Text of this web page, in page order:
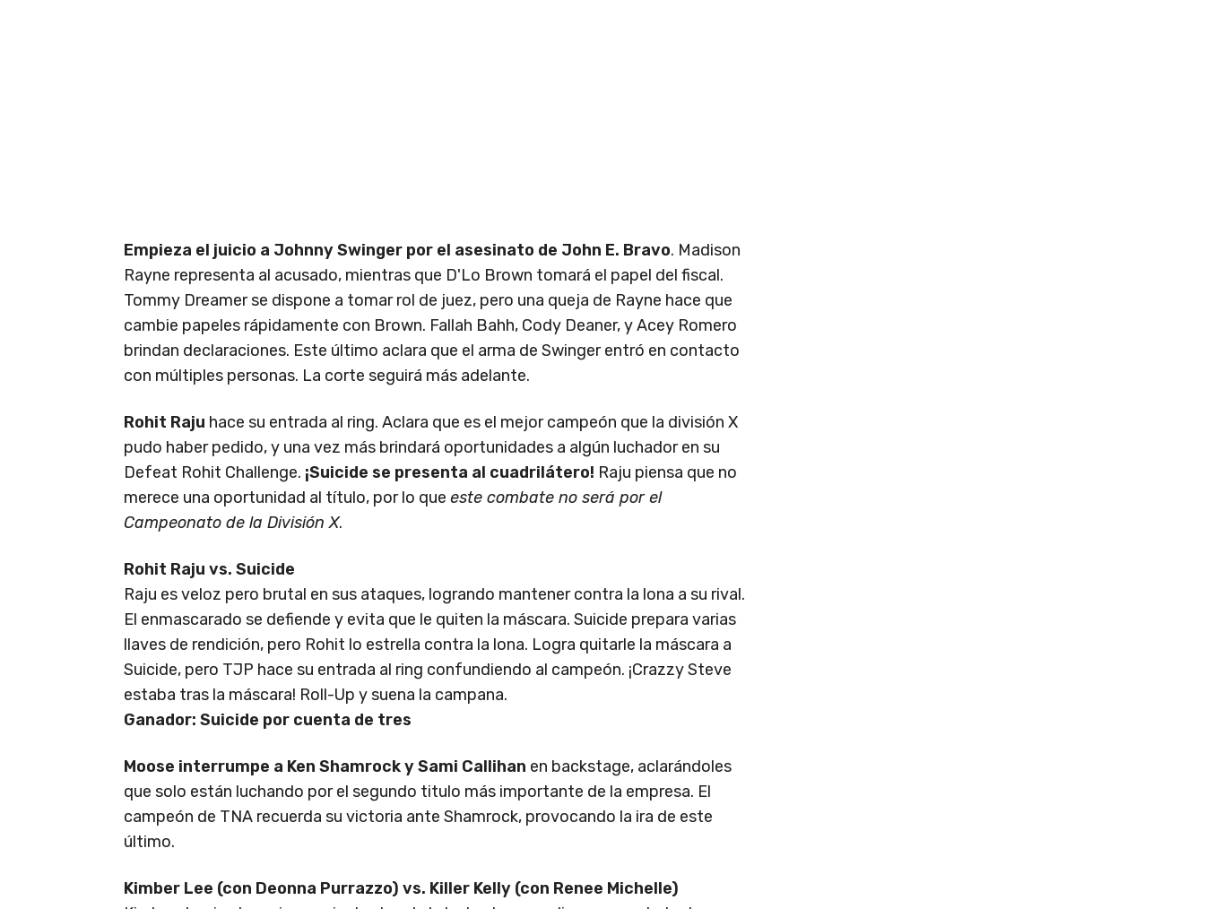
Empieza el juicio a Johnny Swinger por el asesinato de John E. Bravo. Madison
Rayne representa al acusado, mientras que D'Lo Brown tomará el papel del fiscal.
Tommy Dreamer se dispone a tomar rol de juez, pero una queja de Rayne hace que
cambie papeles rápidamente con Brown. Fallah Bahh, Cody Deaner, y Acey Romero
brindan declaraciones. Este último aclara que el arma de Swinger entró en contacto
con múltiples personas. La corte seguirá más adelante.
Rohit Raju hace su entrada al ring. Aclara que es el mejor campeón que la división X
pudo haber pedido, y una vez más brindará oportunidades a algún luchador en su
Defeat Rohit Challenge. ¡Suicide se presenta al cuadrilátero! Raju piensa que no
merece una oportunidad al título, por lo que este combate no será por el
Campeonato de la División X.
Rohit Raju vs. Suicide
Raju es veloz pero brutal en sus ataques, logrando mantener contra la lona a su rival.
El enmascarado se defiende y evita que le quiten la máscara. Suicide prepara varias
llaves de rendición, pero Rohit lo estrella contra la lona. Logra quitarle la máscara a
Suicide, pero TJP hace su entrada al ring confundiendo al campeón. ¡Crazzy Steve
estaba tras la máscara! Roll-Up y suena la campana.
Ganador: Suicide por cuenta de tres
Moose interrumpe a Ken Shamrock y Sami Callihan en backstage, aclarándoles
que solo están luchando por el segundo titulo más importante de la empresa. El
campeón de TNA recuerda su victoria ante Shamrock, provocando la ira de este
último.
Kimber Lee (con Deonna Purrazzo) vs. Killer Kelly (con Renee Michelle)